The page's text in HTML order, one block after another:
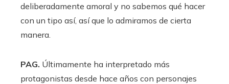
deliberadamente amoral y no sabemos qué hacer
con un tipo así, así que lo admiramos de cierta
manera.
PAG. Últimamente ha interpretado más
protagonistas desde hace años con personajes